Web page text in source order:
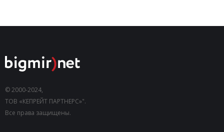
© 2000-2024,
ТОВ «КЕПРЕЙТ ПАРТНЕРС»".
Все права защищены.